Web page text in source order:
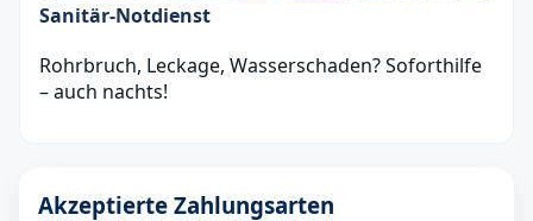
Sanitär‑Notdienst
Rohrbruch, Leckage, Wasserschaden? Soforthilfe
– auch nachts!
Akzeptierte Zahlungsarten